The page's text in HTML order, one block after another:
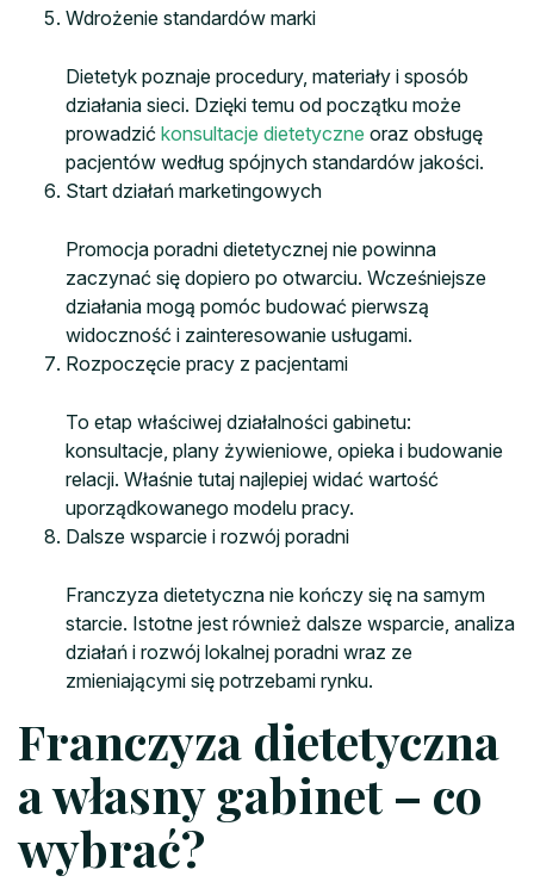
Wdrożenie standardów marki
Dietetyk poznaje procedury, materiały i sposób
działania sieci. Dzięki temu od początku może
prowadzić konsultacje dietetyczne oraz obsługę
pacjentów według spójnych standardów jakości.
Start działań marketingowych
Promocja poradni dietetycznej nie powinna
zaczynać się dopiero po otwarciu. Wcześniejsze
działania mogą pomóc budować pierwszą
widoczność i zainteresowanie usługami.
Rozpoczęcie pracy z pacjentami
To etap właściwej działalności gabinetu:
konsultacje, plany żywieniowe, opieka i budowanie
relacji. Właśnie tutaj najlepiej widać wartość
uporządkowanego modelu pracy.
Dalsze wsparcie i rozwój poradni
Franczyza dietetyczna nie kończy się na samym
starcie. Istotne jest również dalsze wsparcie, analiza
działań i rozwój lokalnej poradni wraz ze
zmieniającymi się potrzebami rynku.
Franczyza dietetyczna
a własny gabinet – co
wybrać?